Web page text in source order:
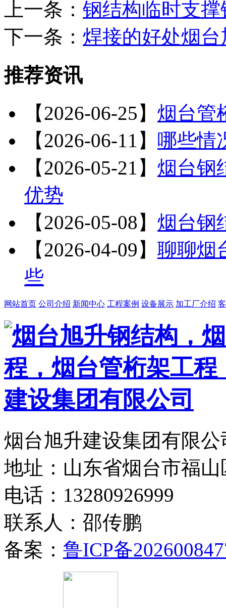
上一条： 钢结构临时支
下一条： 焊接的好处烟
推荐资讯
【2026-06-25】 烟台管
【2026-06-11】 哪些情
【2026-05-21】 烟台钢
优势
【2026-05-08】 烟台钢
【2026-04-09】 聊聊烟
些
网站首页 公司介绍 新闻中心 工程案例 设备展示 加工厂介绍
烟台旭升建设集团有限
地址：山东省烟台市福
电话：13280926999
联系人：邵传鹏
备案： 鲁ICP备